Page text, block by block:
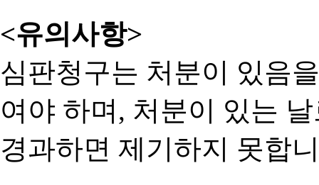
<유의사항>
심판청구는 처분이 있음
여야 하며, 처분이 있는
경과하면 제기하지 못합